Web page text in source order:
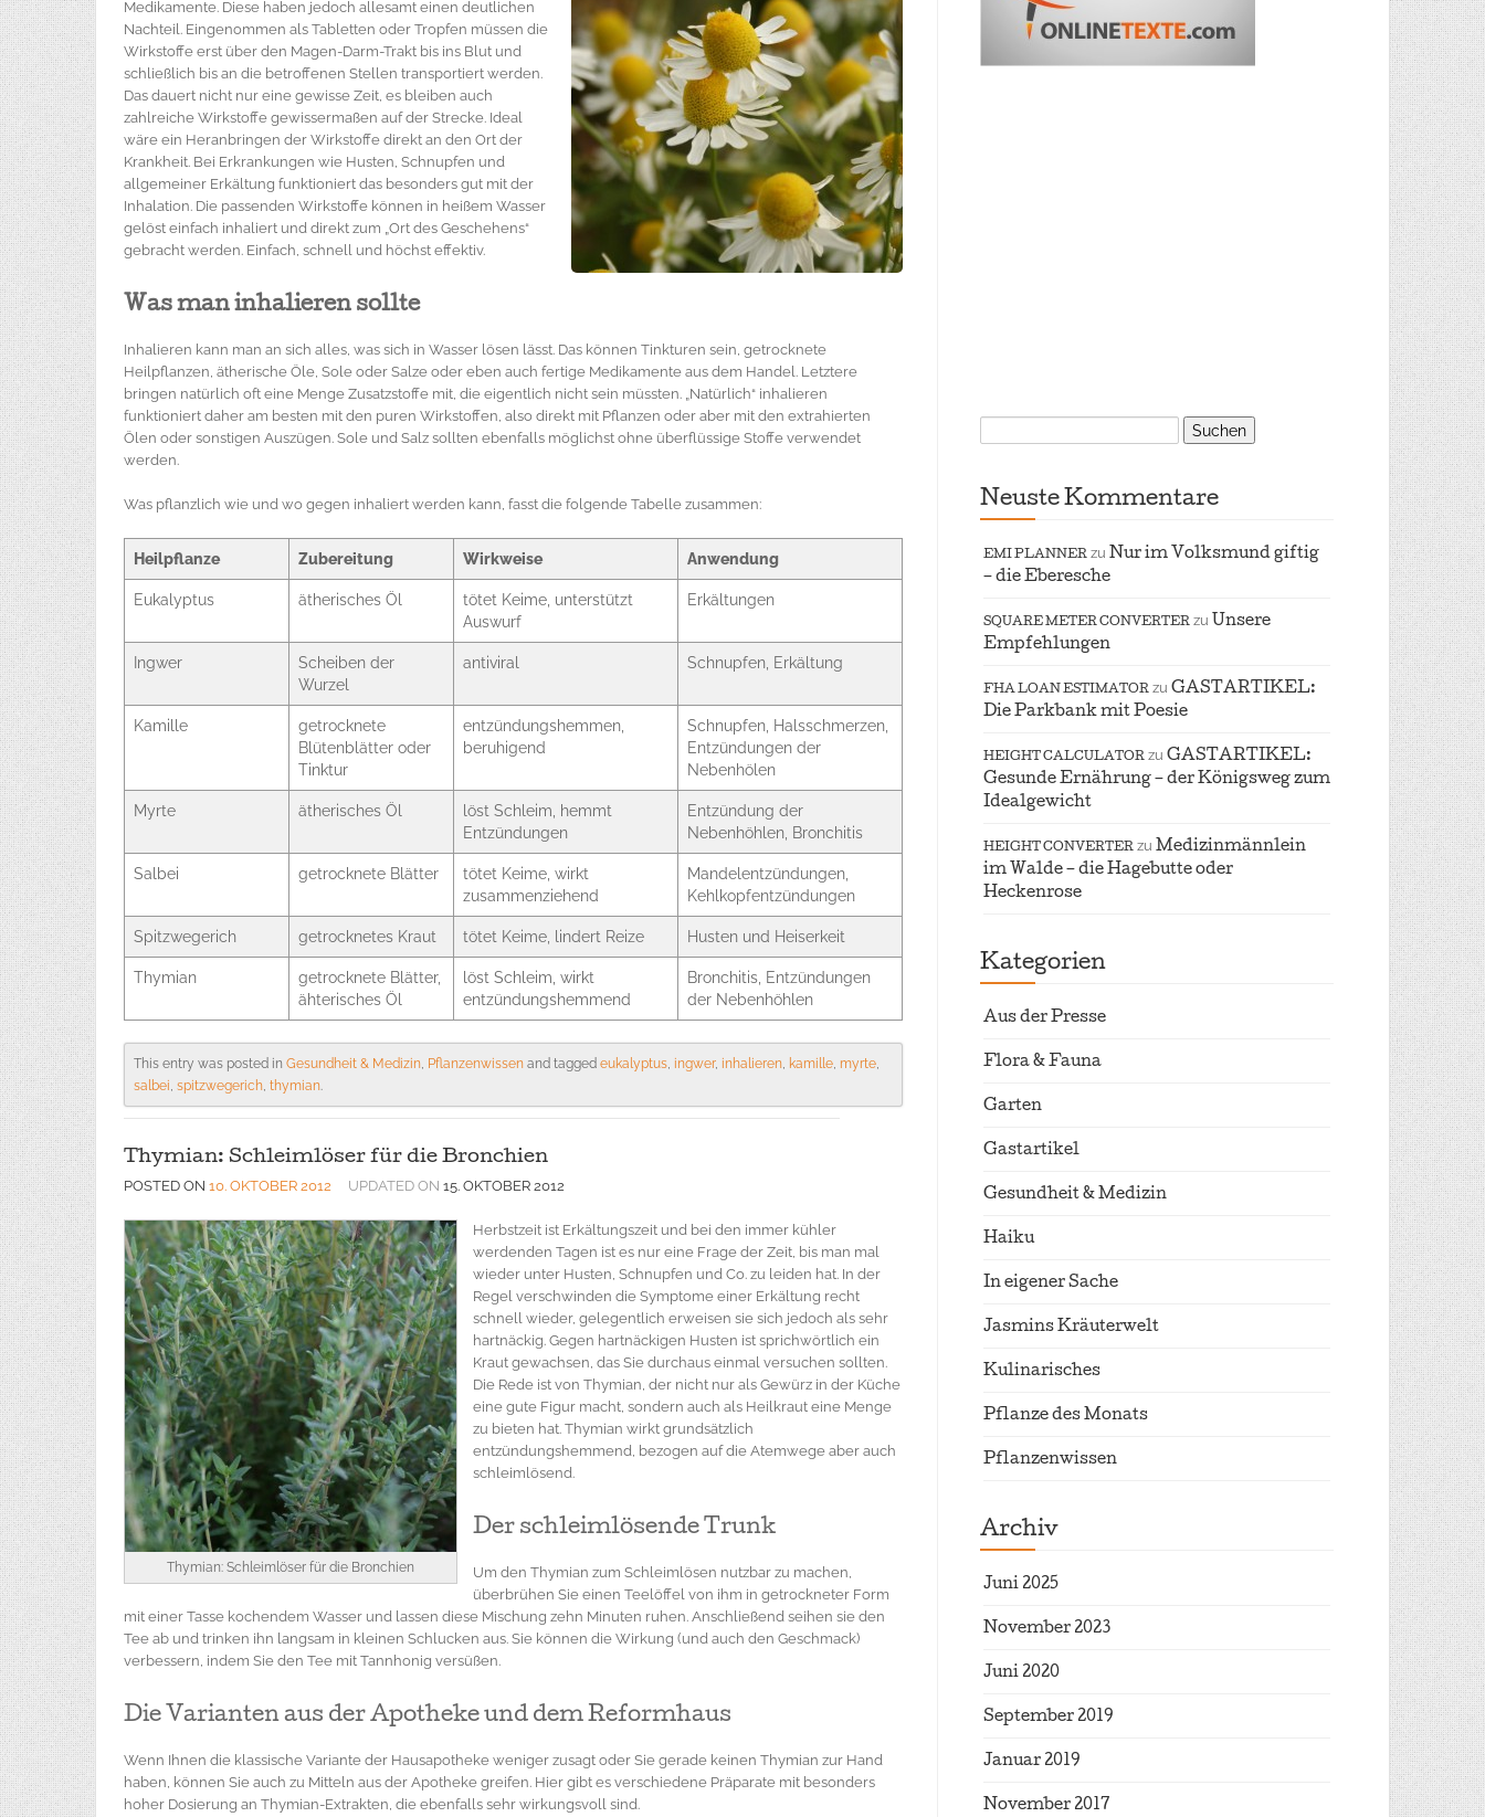
Medikamente. Diese haben jedoch allesamt einen deutlichen
Nachteil. Eingenommen als Tabletten oder Tropfen müssen die
Wirkstoffe erst über den Magen-Darm-Trakt bis ins Blut und
schließlich bis an die betroffenen Stellen transportiert werden.
Das dauert nicht nur eine gewisse Zeit, es bleiben auch
zahlreiche Wirkstoffe gewissermaßen auf der Strecke. Ideal
wäre ein Heranbringen der Wirkstoffe direkt an den Ort der
Krankheit. Bei Erkrankungen wie Husten, Schnupfen und
allgemeiner Erkältung funktioniert das besonders gut mit der
Inhalation. Die passenden Wirkstoffe können in heißem Wasser
gelöst einfach inhaliert und direkt zum „Ort des Geschehens“
gebracht werden. Einfach, schnell und höchst effektiv.
Was man inhalieren sollte
Inhalieren kann man an sich alles, was sich in Wasser lösen lässt. Das können Tinkturen sein, getrocknete
Heilpflanzen, ätherische Öle, Sole oder Salze oder eben auch fertige Medikamente aus dem Handel. Letztere
bringen natürlich oft eine Menge Zusatzstoffe mit, die eigentlich nicht sein müssten. „Natürlich“ inhalieren
funktioniert daher am besten mit den puren Wirkstoffen, also direkt mit Pflanzen oder aber mit den extrahierten
Ölen oder sonstigen Auszügen. Sole und Salz sollten ebenfalls möglichst ohne überflüssige Stoffe verwendet
werden.
Was pflanzlich wie und wo gegen inhaliert werden kann, fasst die folgende Tabelle zusammen:
Heilpflanze Zubereitung Wirkweise Anwendung
Eukalyptus ätherisches Öl
tötet Keime, unterstützt
Auswurf
Erkältungen
Ingwer
Scheiben der
Wurzel
antiviral Schnupfen, Erkältung
Kamille
getrocknete
Blütenblätter oder
Tinktur
entzündungshemmen,
beruhigend
Schnupfen, Halsschmerzen,
Entzündungen der
Nebenhölen
Myrte ätherisches Öl
löst Schleim, hemmt
Entzündungen
Entzündung der
Nebenhöhlen, Bronchitis
Salbei getrocknete Blätter
tötet Keime, wirkt
zusammenziehend
Mandelentzündungen,
Kehlkopfentzündungen
Spitzwegerich getrocknetes Kraut tötet Keime, lindert Reize Husten und Heiserkeit
Thymian
getrocknete Blätter,
ähterisches Öl
löst Schleim, wirkt
entzündungshemmend
Bronchitis, Entzündungen
der Nebenhöhlen
This entry was posted in Gesundheit & Medizin, Pflanzenwissen and tagged eukalyptus, ingwer, inhalieren, kamille, myrte,
salbei, spitzwegerich, thymian.
Thymian: Schleimlöser für die Bronchien
POSTED ON 10. OKTOBER 2012 UPDATED ON 15. OKTOBER 2012
Thymian: Schleimlöser für die Bronchien
Herbstzeit ist Erkältungszeit und bei den immer kühler
werdenden Tagen ist es nur eine Frage der Zeit, bis man mal
wieder unter Husten, Schnupfen und Co. zu leiden hat. In der
Regel verschwinden die Symptome einer Erkältung recht
schnell wieder, gelegentlich erweisen sie sich jedoch als sehr
hartnäckig. Gegen hartnäckigen Husten ist sprichwörtlich ein
Kraut gewachsen, das Sie durchaus einmal versuchen sollten.
Die Rede ist von Thymian, der nicht nur als Gewürz in der Küche
eine gute Figur macht, sondern auch als Heilkraut eine Menge
zu bieten hat. Thymian wirkt grundsätzlich
entzündungshemmend, bezogen auf die Atemwege aber auch
schleimlösend.
Der schleimlösende Trunk
Um den Thymian zum Schleimlösen nutzbar zu machen,
überbrühen Sie einen Teelöffel von ihm in getrockneter Form
mit einer Tasse kochendem Wasser und lassen diese Mischung zehn Minuten ruhen. Anschließend seihen sie den
Tee ab und trinken ihn langsam in kleinen Schlucken aus. Sie können die Wirkung (und auch den Geschmack)
verbessern, indem Sie den Tee mit Tannhonig versüßen.
Die Varianten aus der Apotheke und dem Reformhaus
Wenn Ihnen die klassische Variante der Hausapotheke weniger zusagt oder Sie gerade keinen Thymian zur Hand
haben, können Sie auch zu Mitteln aus der Apotheke greifen. Hier gibt es verschiedene Präparate mit besonders
hoher Dosierung an Thymian-Extrakten, die ebenfalls sehr wirkungsvoll sind.
Suchen
nach:
Neuste Kommentare
EMI PLANNER zu Nur im Volksmund giftig
– die Eberesche
SQUARE METER CONVERTER zu Unsere
Empfehlungen
FHA LOAN ESTIMATOR zu GASTARTIKEL:
Die Parkbank mit Poesie
HEIGHT CALCULATOR zu GASTARTIKEL:
Gesunde Ernährung – der Königsweg zum
Idealgewicht
HEIGHT CONVERTER zu Medizinmännlein
im Walde – die Hagebutte oder
Heckenrose
Kategorien
Aus der Presse
Flora & Fauna
Garten
Gastartikel
Gesundheit & Medizin
Haiku
In eigener Sache
Jasmins Kräuterwelt
Kulinarisches
Pflanze des Monats
Pflanzenwissen
Archiv
Juni 2025
November 2023
Juni 2020
September 2019
Januar 2019
November 2017